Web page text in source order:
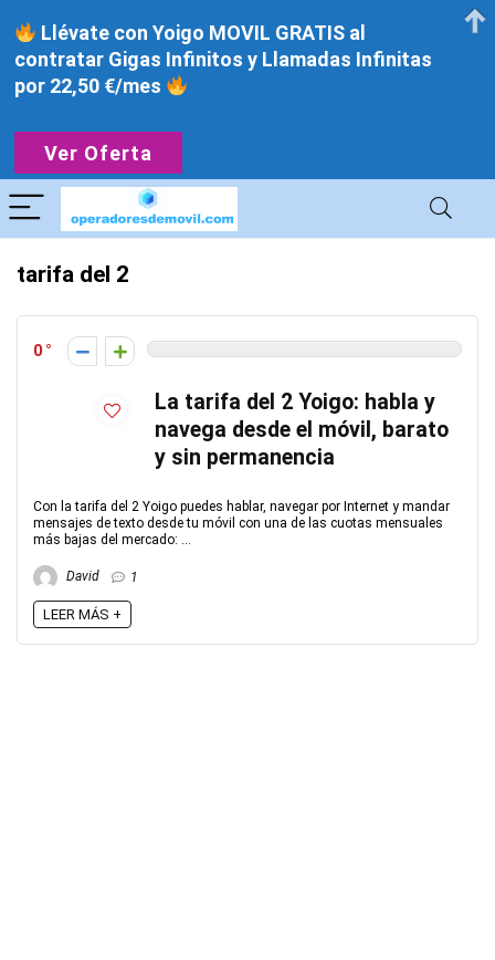
tarifa del 2
0
La tarifa del 2 Yoigo: habla y
navega desde el móvil, barato
y sin permanencia
Con la tarifa del 2 Yoigo puedes hablar, navegar por Internet y mandar
mensajes de texto desde tu móvil con una de las cuotas mensuales
más bajas del mercado: ...
David 1
LEER MÁS +
Llévate con Yoigo MOVIL GRATIS al
contratar Gigas Infinitos y Llamadas Infinitas
por 22,50 €/mes
Ver Oferta